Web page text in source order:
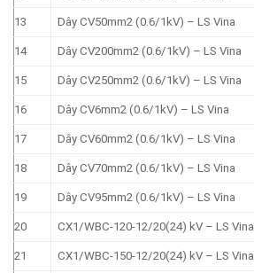
13 Dây CV50mm2 (0.6/1kV) – LS Vina
14 Dây CV200mm2 (0.6/1kV) – LS Vina
15 Dây CV250mm2 (0.6/1kV) – LS Vina
16 Dây CV6mm2 (0.6/1kV) – LS Vina
17 Dây CV60mm2 (0.6/1kV) – LS Vina
18 Dây CV70mm2 (0.6/1kV) – LS Vina
19 Dây CV95mm2 (0.6/1kV) – LS Vina
20 CX1/WBC-120-12/20(24) kV – LS Vina
21 CX1/WBC-150-12/20(24) kV – LS Vina